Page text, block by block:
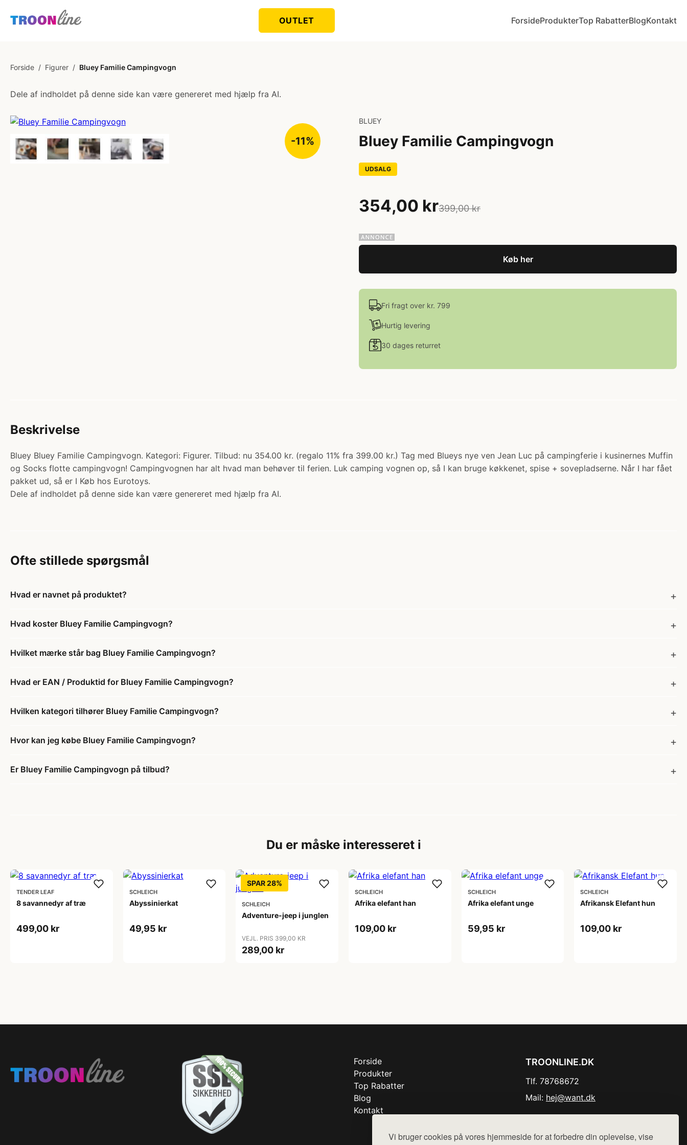
Vi bruger cookies på vores hjemmeside for at forbedre din oplevelse, vise
OUTLET ForsideProdukterTop RabatterBlogKontakt
Forside / Figurer / Bluey Familie Campingvogn
Dele af indholdet på denne side kan være genereret med hjælp fra AI.
-11%
BLUEY
Bluey Familie Campingvogn
UDSALG
354,00 kr399,00 kr
Køb her
Fri fragt over kr. 799
Hurtig levering
30 dages returret
Beskrivelse
Bluey Bluey Familie Campingvogn. Kategori: Figurer. Tilbud: nu 354.00 kr. (regalo 11% fra 399.00 kr.) Tag med Blueys nye ven Jean Luc på campingferie i kusinernes Muffin
og Socks flotte campingvogn! Campingvognen har alt hvad man behøver til ferien. Luk camping vognen op, så I kan bruge køkkenet, spise + sovepladserne. Når I har fået
pakket ud, så er I Køb hos Eurotoys.
Dele af indholdet på denne side kan være genereret med hjælp fra AI.
Ofte stillede spørgsmål
Hvad er navnet på produktet?
Hvad koster Bluey Familie Campingvogn?
Hvilket mærke står bag Bluey Familie Campingvogn?
Hvad er EAN / Produktid for Bluey Familie Campingvogn?
Hvilken kategori tilhører Bluey Familie Campingvogn?
Hvor kan jeg købe Bluey Familie Campingvogn?
Er Bluey Familie Campingvogn på tilbud?
Du er måske interesseret i
TENDER LEAF
8 savannedyr af træ
499,00 kr
SCHLEICH
Abyssinierkat
49,95 kr
SPAR 28%
SCHLEICH
Adventure-jeep i junglen
VEJL. PRIS 399,00 KR
289,00 kr
SCHLEICH
Afrika elefant han
109,00 kr
SCHLEICH
Afrika elefant unge
59,95 kr
SCHLEICH
Afrikansk Elefant hun
109,00 kr
Forside
Produkter
Top Rabatter
Blog
Kontakt
TROONLINE.DK
Tlf. 78768672
Mail: hej@want.dk